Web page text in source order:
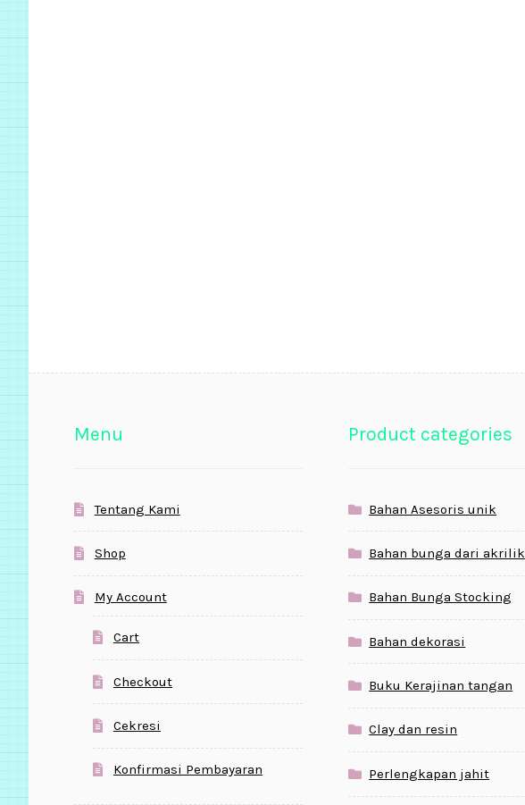
Menu
Tentang Kami
Shop
My Account
Cart
Checkout
Cekresi
Konfirmasi Pembayaran
Product categories
Bahan Asesoris unik
Bahan bunga dari akrilik
Bahan Bunga Stocking
Bahan dekorasi
Buku Kerajinan tangan
Clay dan resin
Perlengkapan jahit